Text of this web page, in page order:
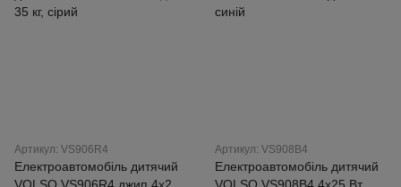
Артикул: VS906R4
Електроавтомобіль дитячий
Артикул: VS908B4
Електроавтомобіль дитячий